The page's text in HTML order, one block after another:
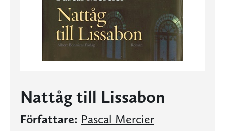
Nattåg till Lissabon
Författare: Pascal Mercier